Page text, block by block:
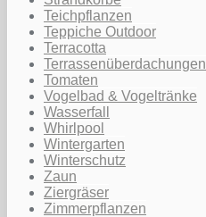
Teichpflanzen
Teppiche Outdoor
Terracotta
Terrassenüberdachungen
Tomaten
Vogelbad & Vogeltränke
Wasserfall
Whirlpool
Wintergarten
Winterschutz
Zaun
Ziergräser
Zimmerpflanzen